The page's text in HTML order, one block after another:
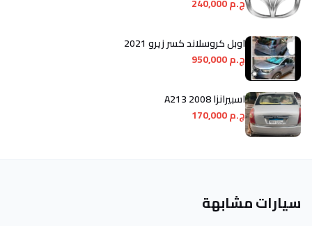
اوبل كروسلاند كسر زيرو 2021
ج.م 950,000
اسبيرانزا A213 2008
ج.م 170,000
سيارات مشابهة